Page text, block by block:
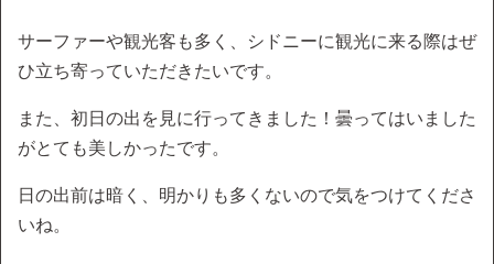
サーファーや観光客も多く、シドニーに観光に来る際はぜ
ひ立ち寄っていただきたいです。
また、初日の出を見に行ってきました！曇ってはいました
がとても美しかったです。
日の出前は暗く、明かりも多くないので気をつけてくださ
いね。